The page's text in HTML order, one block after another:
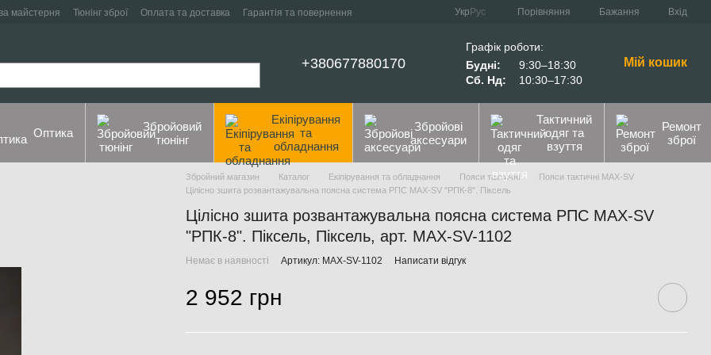
майстерня Тюнінг зброї Оплата та доставка
Гарантія та повернення
Укр Рус Порівняння Бажання Вхід
+380677880170
Графік роботи:
Будні:
9:30–18:30
Сб. Нд:
10:30–17:30
Мій кошик
Оптика
Збройовий
тюнінг
Екіпірування
та
обладнання
Збройові
аксесуари
Тактичний
одяг та
взуття
Ремонт
зброї
Збройний магазин Каталог Екіпірування та обладнання Пояси тактичні
Пояси тактичні MAX-SV
Цілісно зшита розвантажувальна поясна система РПС MAX-SV "РПК-8". Піксель
Цілісно зшита розвантажувальна поясна система РПС MAX-SV
"РПК-8". Піксель, Піксель, арт. MAX-SV-1102
Немає в наявності Артикул: MAX-SV-1102 Написати відгук
2 952 грн